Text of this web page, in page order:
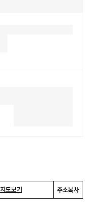
지도보기 주소복사